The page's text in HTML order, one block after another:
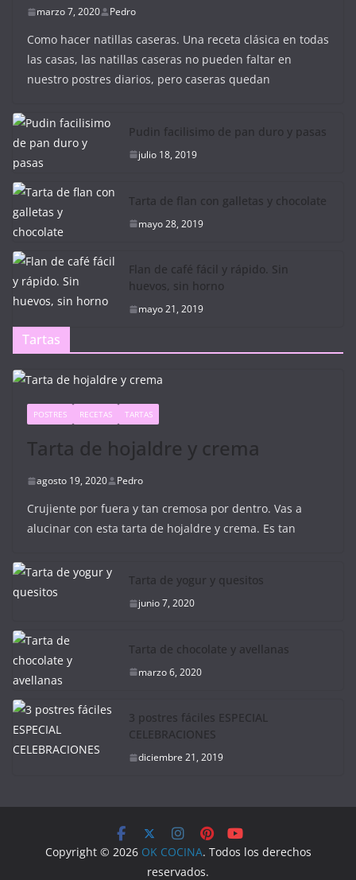
marzo 7, 2020 Pedro
Como hacer natillas caseras. Una receta clásica en todas
las casas, las natillas caseras no pueden faltar en
nuestro postres diarios, pero caseras quedan
Pudin facilisimo de pan duro y pasas
julio 18, 2019
Tarta de flan con galletas y chocolate
mayo 28, 2019
Flan de café fácil y rápido. Sin
huevos, sin horno
mayo 21, 2019
Tartas
POSTRES RECETAS TARTAS
Tarta de hojaldre y crema
agosto 19, 2020 Pedro
Crujiente por fuera y tan cremosa por dentro. Vas a
alucinar con esta tarta de hojaldre y crema. Es tan
Tarta de yogur y quesitos
junio 7, 2020
Tarta de chocolate y avellanas
marzo 6, 2020
3 postres fáciles ESPECIAL
CELEBRACIONES
diciembre 21, 2019
Copyright © 2026 OK COCINA. Todos los derechos
reservados.